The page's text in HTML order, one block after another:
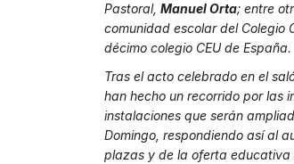
Pastoral, Manuel Orta; entre
comunidad escolar del Colegio
décimo colegio CEU de España.
Tras el acto celebrado en el
han hecho un recorrido por las
instalaciones que serán
Domingo, respondiendo así al
plazas y de la oferta educativa